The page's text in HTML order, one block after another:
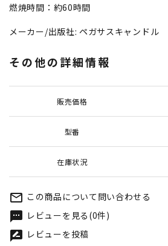
燃焼時間：約60時間
メーカー/出版社: ペガサスキャンドル
その他の詳細情報
販売価格
型番
在庫状況
mail_outline この商品について問い合わせる
textsms レビューを見る(0件)
rate_review レビューを投稿